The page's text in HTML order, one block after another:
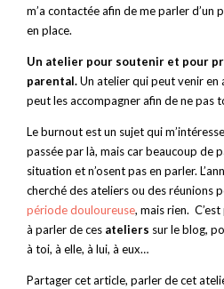
m’a contactée afin de me parler d’un
en place.
Un atelier pour soutenir et pour
parental.Un atelier qui peut venir en
peut les accompagner afin de ne pas
Le burnout est un sujet qui
passée par là, mais car beaucoup de
situation et n’osent pas en parler.
cherché des ateliers ou des réunions
période douloureuse, mais rien.
à parler de ces ateliers sur le blog,
à toi, à elle, à lui, à eux…
Partager cet article, parler de cet